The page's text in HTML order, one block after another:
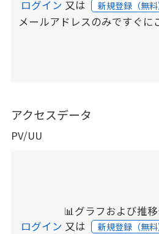
ログイン 又は 新規登録（無
メールアドレスのみですぐに
アクセスデータ
PV/UU
📊グラフおよび推
ログイン 又は 新規登録（無